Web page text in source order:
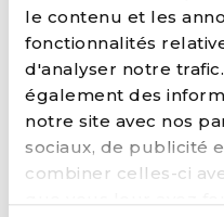
le contenu et les
fonctionnalités
d'analyser notre
également des
notre site avec nos
sociaux, de publicité
combiner celles-ci
accueillant des
difficultés
d'enseignants, de
supplémentaires. Ce
concerner les élèves
qui des
souvent nécessaires.